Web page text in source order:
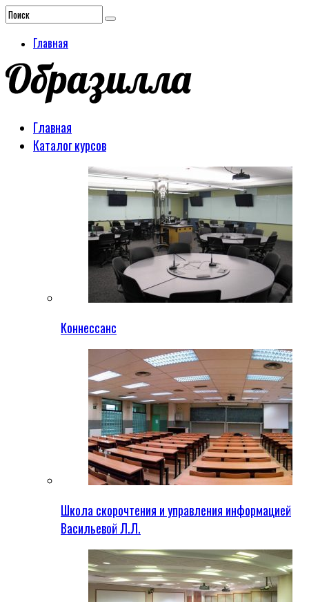
Главная
Главная
Каталог курсов
Коннессанс
Школа скорочтения и управления информацией
Васильевой Л.Л.